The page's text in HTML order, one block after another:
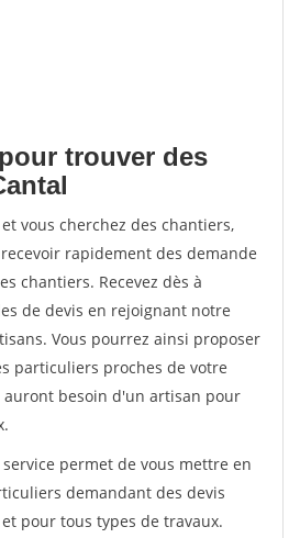
trouver des
vous cherchez des chantiers,
rapidement des demande
chantiers. Recevez dès à
de devis en rejoignant notre
Vous pourrez ainsi proposer
particuliers proches de votre
besoin d'un artisan pour
permet de vous mettre en
demandant des devis
pour tous types de travaux.